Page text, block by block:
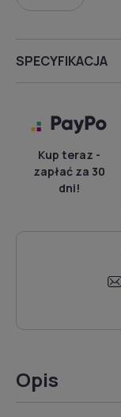
SPECYFIKACJA
Kup teraz -
zapłać za 30
dni!
Opis